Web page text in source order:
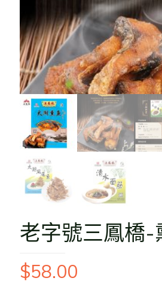
老字號三鳳橋-
$58.00